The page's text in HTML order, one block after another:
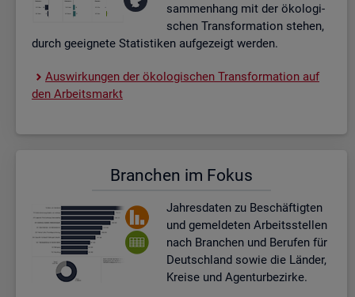
sam­men­hang mit der öko­lo­gi­
schen Trans­for­ma­ti­on ste­hen,
durch ge­eig­ne­te Sta­tis­ti­ken auf­ge­zeigt wer­den.
Aus­wir­kun­gen der öko­lo­gi­schen Trans­for­ma­ti­on auf
den Ar­beits­markt
Bran­chen im Fokus
Jah­res­da­ten zu Be­schäf­tig­ten
und ge­mel­de­ten Ar­beits­stel­len
nach Bran­chen und Be­ru­fen für
Deutsch­land sowie die Län­der,
Krei­se und Agen­tur­be­zir­ke.